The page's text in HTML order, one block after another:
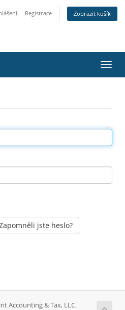
Registrace Zobrazit košík
jste heslo?
Accounting & Tax, LLC.